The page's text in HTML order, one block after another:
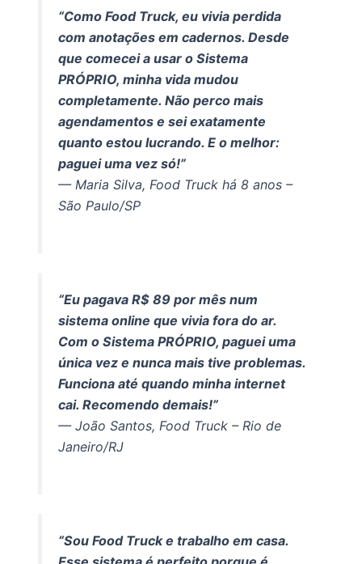
“Como Food Truck, eu vivia perdida
com anotações em cadernos. Desde
que comecei a usar o Sistema
PRÓPRIO, minha vida mudou
completamente. Não perco mais
agendamentos e sei exatamente
quanto estou lucrando. E o melhor:
paguei uma vez só!”
— Maria Silva, Food Truck há 8 anos –
São Paulo/SP
“Eu pagava R$ 89 por mês num
sistema online que vivia fora do ar.
Com o Sistema PRÓPRIO, paguei uma
única vez e nunca mais tive problemas.
Funciona até quando minha internet
cai. Recomendo demais!”
— João Santos, Food Truck – Rio de
Janeiro/RJ
“Sou Food Truck e trabalho em casa.